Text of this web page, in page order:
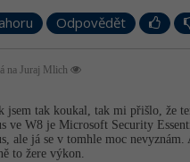
Odpovědět
na Juraj Mlich
jsem tak koukal, tak mi přišlo, že
ve W8 je Microsoft Security
ale já se v tomhle moc
to žere výkon.